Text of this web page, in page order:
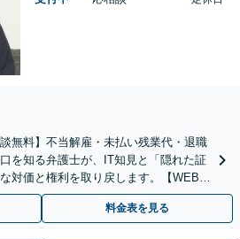
無料】不当解雇・未払い残業代・退職
を知る弁護士が、IT知見と「隠れた証
対価と権利を取り戻します。【WEB面
料金表を見る